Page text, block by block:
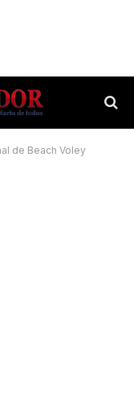
de Beach Voley